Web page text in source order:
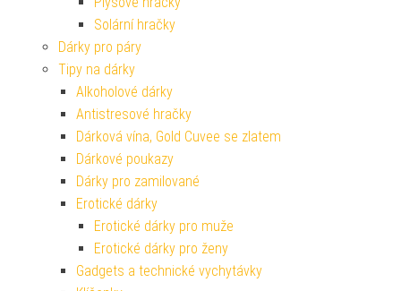
Solární hračky
Dárky pro páry
Tipy na dárky
Alkoholové dárky
Antistresové hračky
Dárková vína, Gold Cuvee se zlatem
Dárkové poukazy
Dárky pro zamilované
Erotické dárky
Erotické dárky pro muže
Erotické dárky pro ženy
Gadgets a technické vychytávky